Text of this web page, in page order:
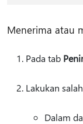
Menerima atau
Pada tab
Lakukan
Dalam